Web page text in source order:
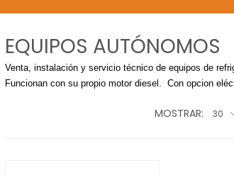
EQUIPOS AUTÓNOMOS
Venta, instalación y servicio técnico de equipos de
Funcionan con su propio motor diesel. Con opcion
MOSTRAR: 30